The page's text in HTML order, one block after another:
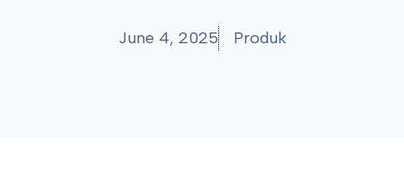
June 4, 2025 Produk